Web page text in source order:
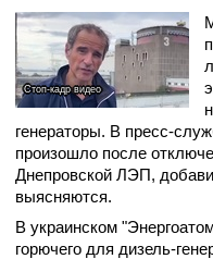
Стоп-кадр видео
генераторы. В пресс-
произошло после
Днепровской ЛЭП,
выясняются.
В украинском
горючего для дизель-